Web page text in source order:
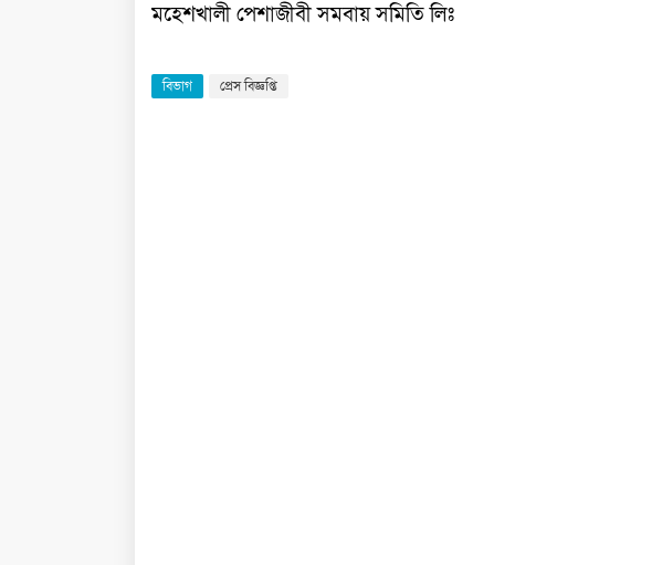
মহেশখালী পেশাজীবী সমবায় সমিতি লিঃ
বিভাগ প্রেস বিজ্ঞপ্তি